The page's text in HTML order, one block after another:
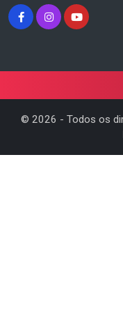
© 2026 - Todos os